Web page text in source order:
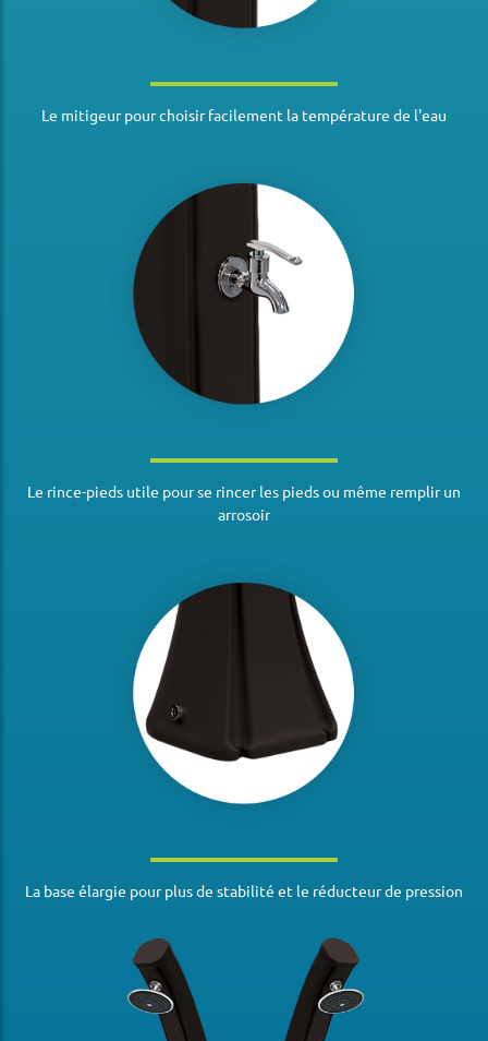
Le mitigeur pour choisir facilement la température de l'eau
Le rince-pieds utile pour se rincer les pieds ou même remplir un
arrosoir
La base élargie pour plus de stabilité et le réducteur de pression